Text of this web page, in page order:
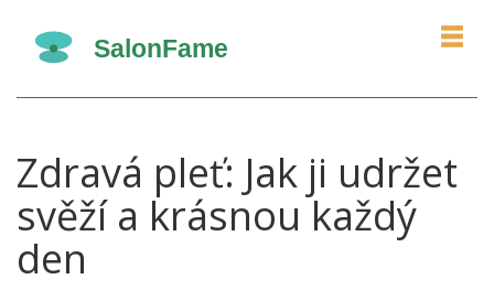
Zdravá pleť: Jak ji udržet
svěží a krásnou každý
den